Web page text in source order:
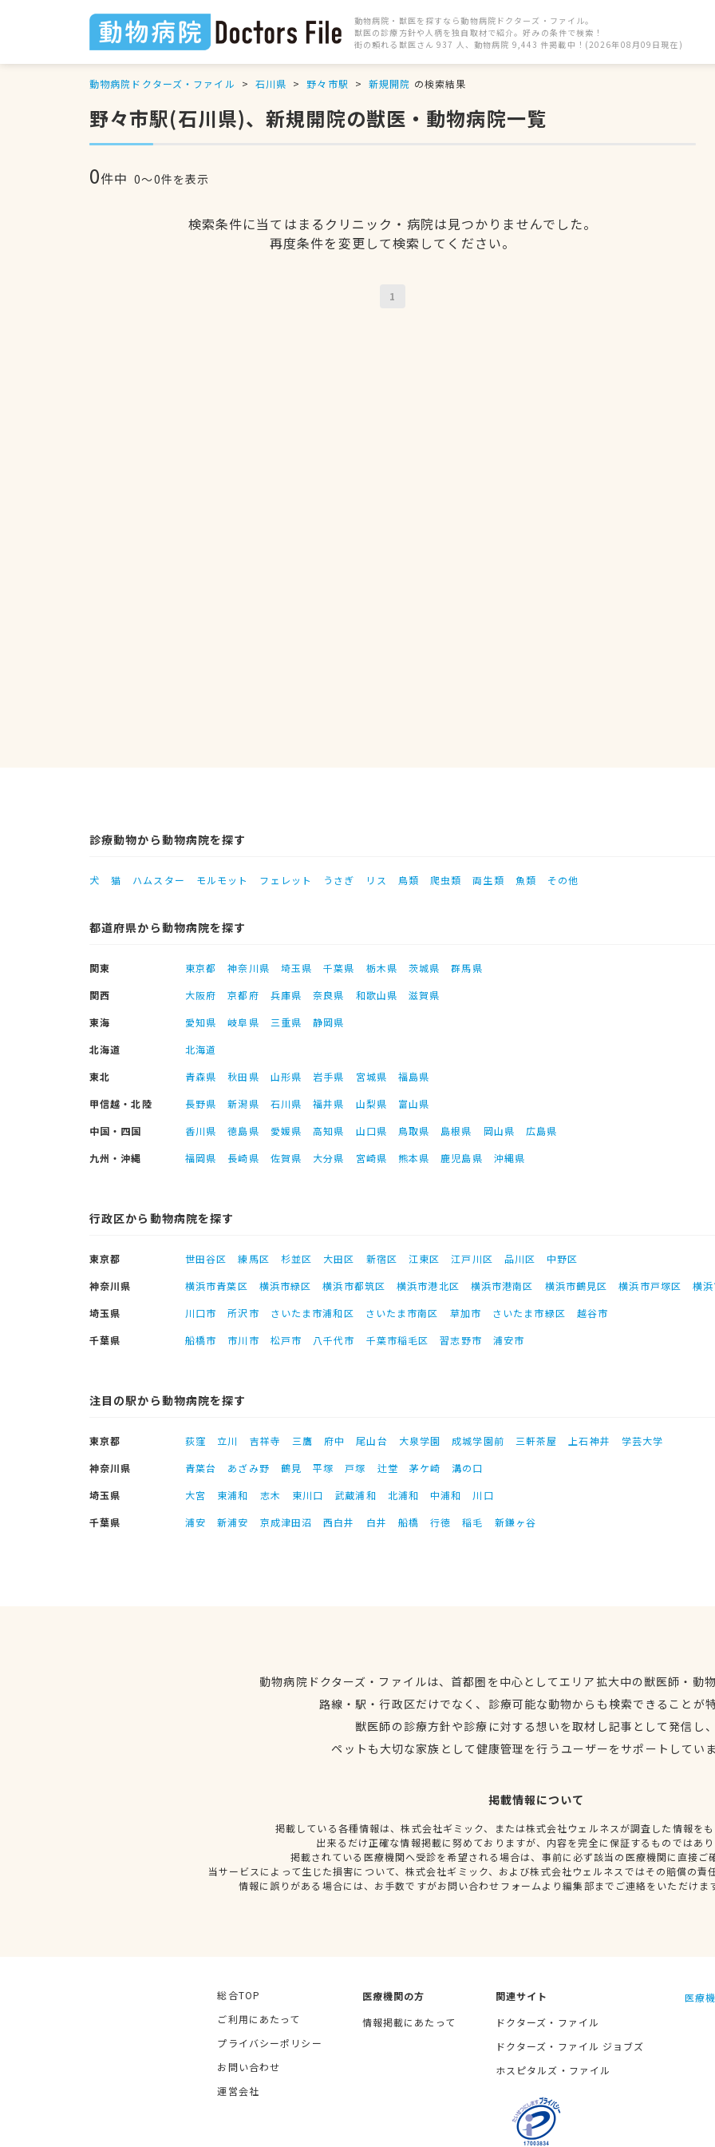
動物病院・獣医を探すなら動物病院ドクターズ・ファイル。
獣医の診療方針や人柄を独自取材で紹介。好みの条件で検索！
街の頼れる獣医さん 937 人、動物病院 9,443 件掲載中！(2026年08月09日現在)
動物病院ドクターズ・ファイル 石川県 野々市駅 新規開院 の検索結果
野々市駅(石川県)、新規開院の獣医・動物病院一覧
0件中 0〜0件を表示
検索条件に当てはまるクリニック・病院は見つかりませんでした。
再度条件を変更して検索してください。
1
診療動物から動物病院を探す
犬 猫 ハムスター モルモット フェレット うさぎ リス 鳥類 爬虫類 両生類 魚類 その他
都道府県から動物病院を探す
関東 東京都 神奈川県 埼玉県 千葉県 栃木県 茨城県
群馬県
関西
大阪府 京都府 兵庫県 奈良県 和歌山県
滋賀県
東海
愛知県 岐阜県 三重県
静岡県
北海道
北海道
東北
青森県 秋田県 山形県 岩手県 宮城県
福島県
甲信越・北陸
長野県 新潟県 石川県 福井県 山梨県
富山県
中国・四国
香川県 徳島県 愛媛県 高知県 山口県 鳥取県 島根県 岡山県
広島県
九州・沖縄
福岡県 長崎県 佐賀県 大分県 宮崎県 熊本県 鹿児島県 沖縄県
行政区から動物病院を探す
東京都 世田谷区 練馬区 杉並区 大田区 新宿区 江東区 江戸川区 品川区
中野区
神奈川県
横浜市青葉区 横浜市緑区 横浜市都筑区 横浜市港北区 横浜市港南区 横浜市鶴見区 横浜市戸塚区
横
埼玉県
川口市 所沢市 さいたま市浦和区 さいたま市南区 草加市 さいたま市緑区
越谷市
千葉県
船橋市 市川市 松戸市 八千代市 千葉市稲毛区 習志野市 浦安市
注目の駅から動物病院を探す
東京都 荻窪 立川 吉祥寺 三鷹 府中 尾山台 大泉学園 成城学園前 三軒茶屋 上石神井
学芸大学
神奈川県
青葉台 あざみ野 鶴見 平塚 戸塚 辻堂 茅ケ崎
溝の口
埼玉県
大宮 東浦和 志木 東川口 武蔵浦和 北浦和 中浦和
川口
千葉県
浦安 新浦安 京成津田沼 西白井 白井 船橋 行徳 稲毛 新鎌ヶ谷
動物病院ドクターズ・ファイルは、首都圏を中心としてエリア拡大中の獣医師・動
路線・駅・行政区だけでなく、診療可能な動物からも検索できることが
獣医師の診療方針や診療に対する想いを取材し記事として発信し
ペットも大切な家族として健康管理を行うユーザーをサポートしてい
掲載情報について
掲載している各種情報は、株式会社ギミック、または株式会社ウェルネスが調査した情報を
出来るだけ正確な情報掲載に努めておりますが、内容を完全に保証するものではあ
掲載されている医療機関へ受診を希望される場合は、事前に必ず該当の医療機関に直接ご
当サービスによって生じた損害について、株式会社ギミック、および株式会社ウェルネスではその賠償の責
情報に誤りがある場合には、お手数ですがお問い合わせフォームより編集部までご連絡をいただけま
総合TOP
ご利用にあたって
プライバシーポリシー
お問い合わせ
運営会社
医療機関の方
情報掲載にあたって
関連サイト
ドクターズ・ファイル
ドクターズ・ファイル ジョブズ
ホスピタルズ・ファイル
医療